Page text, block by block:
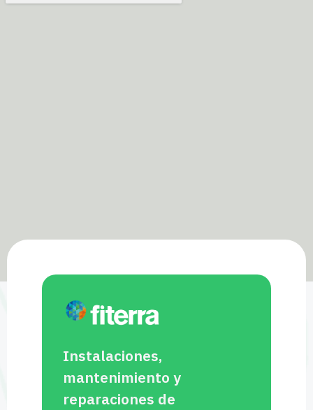
Instalaciones,
mantenimiento y
reparaciones de